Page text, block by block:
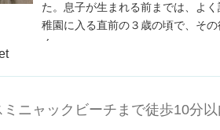
た。息子が生まれる前までは、よ
稚園に入る直前の３歳の頃で、そ
く...
ニャックビーチまで徒歩10分以